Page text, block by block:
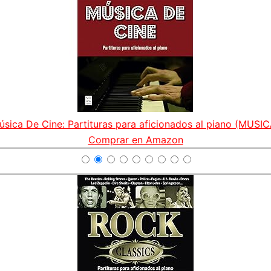
De Cine: Partituras para aficionados al piano
Comprar en Amazon